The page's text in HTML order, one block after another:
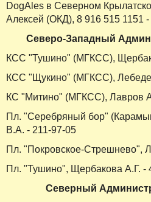
DogAles в Северном
Алексей (ОКД), 8 916 515 1151
Северо-Западный
КСС "Тушино" (МГКСС),
КСС "Щукино" (МГКСС),
КС "Митино" (МГКСС), Лавров
Пл. "Серебряный бор"
В.А. - 211-97-05
Пл. "Покровское-Стрешнево",
Пл. "Тушино", Щербакова А.Г. -
Северный